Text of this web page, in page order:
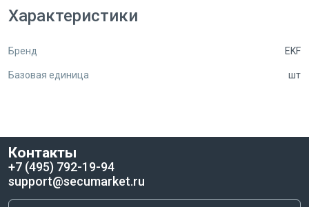
минималистичный дизайн и впишутся в большинство
интерьеров.
Характеристики
Бренд EKF
Базовая единица шт
Контакты
+7 (495) 792-19-94
support@secumarket.ru